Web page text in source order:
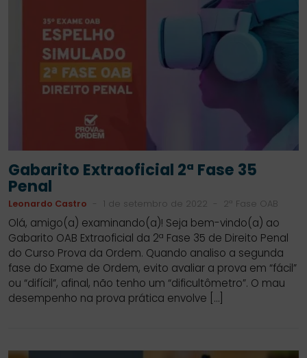
Gabarito Extraoficial 2ª Fase 35
Penal
Leonardo Castro 1 de setembro de 2022 2ª Fase OAB
Olá, amigo(a) examinando(a)! Seja bem-vindo(a) ao
Gabarito OAB Extraoficial da 2ª Fase 35 de Direito Penal
do Curso Prova da Ordem. Quando analiso a segunda
fase do Exame de Ordem, evito avaliar a prova em “fácil”
ou “difícil”, afinal, não tenho um “dificultômetro”. O mau
desempenho na prova prática envolve […]